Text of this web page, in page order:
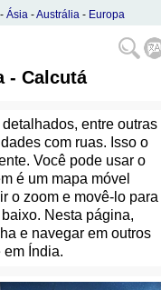
- Ásia -Austrália - Europa
- Calcutá
entre outras
com ruas. Isso o
Você pode usar o
é um mapa móvel
o zoom e movê-lo para
Nesta página,
e navegar em outros
Índia.